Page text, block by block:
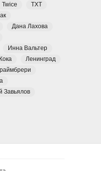
Twice
TXT
Дана Лахова
Инна Вальтер
Ленинград
Завьялов